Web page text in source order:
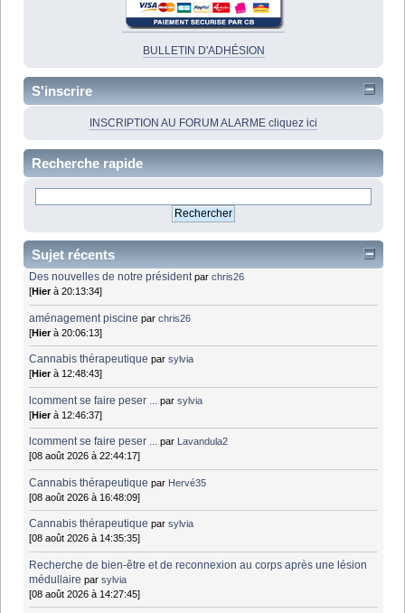
BULLETIN D'ADHÉSION
S'inscrire
INSCRIPTION AU FORUM ALARME cliquez ici
Recherche rapide
Sujet récents
Des nouvelles de notre président parchris26
[Hierà 20:13:34]
aménagement piscine parchris26
[Hierà 20:06:13]
Cannabis thérapeutique parsylvia
[Hierà 12:48:43]
lcomment se faire peser ... parsylvia
[Hierà 12:46:37]
lcomment se faire peser ... par
Lavandula2
[08 août 2026 à 22:44:17]
Cannabis thérapeutique par Hervé35
[08 août 2026 à 16:48:09]
Cannabis thérapeutique parsylvia
[08 août 2026 à 14:35:35]
Recherche de bien-être et de reconnexion au corps après une lésion
médullaire parsylvia
[08 août 2026 à 14:27:45]